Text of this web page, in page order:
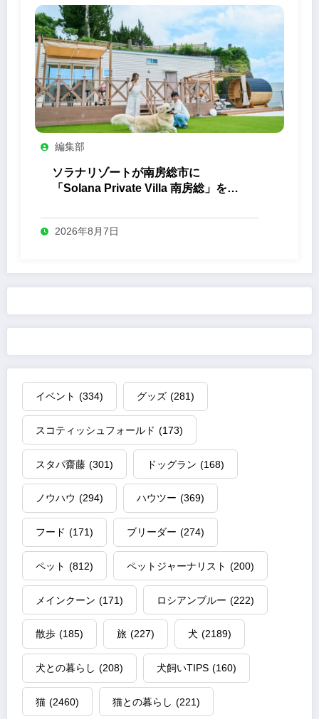
編集部
ソラナリゾートが南房総市に
「Solana Private Villa 南房総」を開
2026年8月7日
イベント (334) グッズ (281)
スコティッシュフォールド (173)
スタパ齋藤 (301) ドッグラン (168)
ノウハウ (294) ハウツー (369)
フード (171) ブリーダー (274)
ペット (812) ペットジャーナリスト (200)
メインクーン (171) ロシアンブルー (222)
散歩 (185) 旅 (227) 犬 (2189)
犬との暮らし (208) 犬飼いTIPS (160)
猫 (2460) 猫との暮らし (221)